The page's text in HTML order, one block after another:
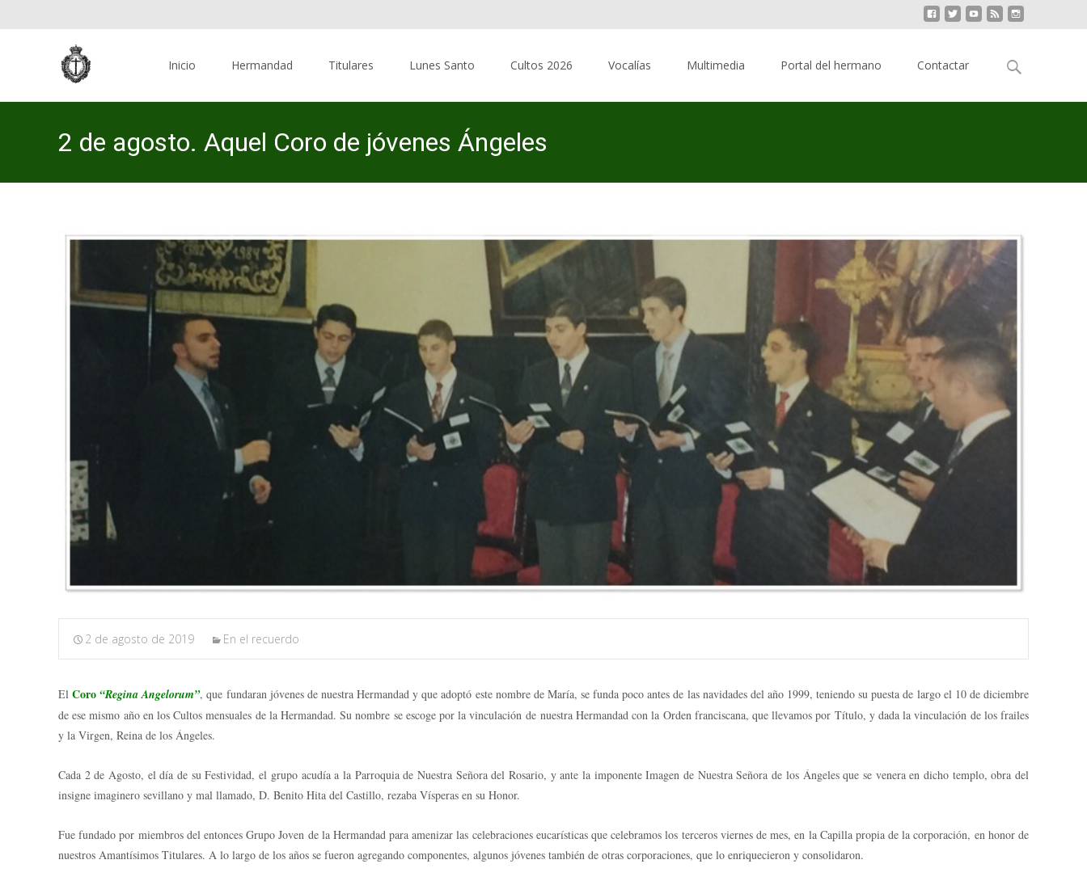
Inicio Hermandad Titulares Lunes Santo Cultos 2026 Vocalías Multimedia Portal del hermano Contactar Buscar:
2 de agosto. Aquel Coro de jóvenes Ángeles
2 de agosto de 2019 En el recuerdo
ElCoro“Regina Angelorum”, que fundaran jóvenes de nuestra Hermandad y que adoptó este nombre de María, se funda poco antes de las navidades del año 1999, teniendo su puesta de largo el 10 de diciembre
de ese mismo año en los Cultos mensuales de la Hermandad. Su nombre se escoge por la vinculación de nuestra Hermandad con la Orden franciscana, que llevamos por Título, y dada la vinculación de los frailes
y la Virgen, Reina de los Ángeles.
Cada 2 de Agosto, el día de su Festividad, el grupo acudía a la Parroquia de Nuestra Señora del Rosario, y ante la imponente Imagen de Nuestra Señora de los Ángeles que se venera en dicho templo, obra del
insigne imaginero sevillano y mal llamado, D. Benito Hita del Castillo, rezaba Vísperas en su Honor.
Fue fundado por miembros del entonces Grupo Joven de la Hermandad para amenizar las celebraciones eucarísticas que celebramos los terceros viernes de mes, en la Capilla propia de la corporación, en honor de
nuestros Amantísimos Titulares. A lo largo de los años se fueron agregando componentes, algunos jóvenes también de otras corporaciones, que lo enriquecieron y consolidaron.